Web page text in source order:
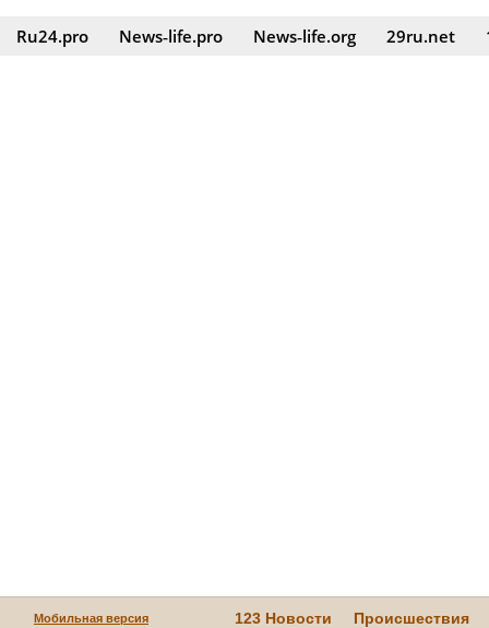
Ru24.pro News‑life.pro News‑life.org 29ru.net
Мобильная версия 123 Новости Происшествия